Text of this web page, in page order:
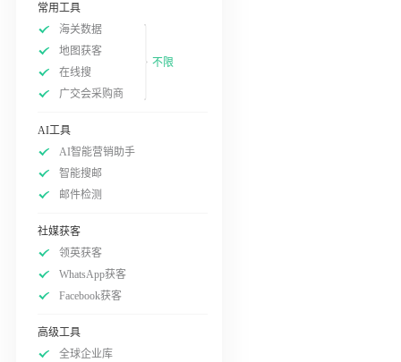
常用工具
海关数据
地图获客
在线搜
广交会采购商
不限
AI工具
AI智能营销助手
智能搜邮
邮件检测
社媒获客
领英获客
WhatsApp获客
Facebook获客
高级工具
全球企业库